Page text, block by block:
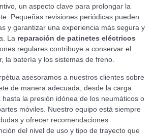
un aspecto clave para prolongar la
Pequeñas revisiones periódicas pueden
y garantizar una experiencia más segura y
La reparación de patinetes eléctricos
regulares contribuye a conservar el
la batería y los sistemas de freno.
asesoramos a nuestros clientes sobre
de manera adecuada, desde la carga
la presión idónea de los neumáticos o
móviles. Nuestro equipo está siempre
y ofrecer recomendaciones
del nivel de uso y tipo de trayecto que